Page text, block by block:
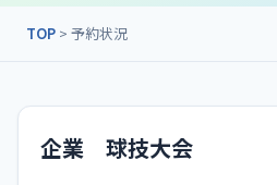
TOP > 予約状況
企業 球技大会